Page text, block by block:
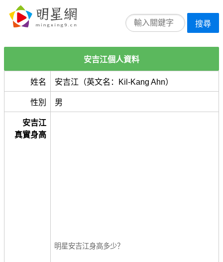
搜尋
安吉江個人資料
姓名 安吉江（英文名：Kil-Kang Ahn）
性別 男
安吉江
真實身高
明星安吉江身高多少？